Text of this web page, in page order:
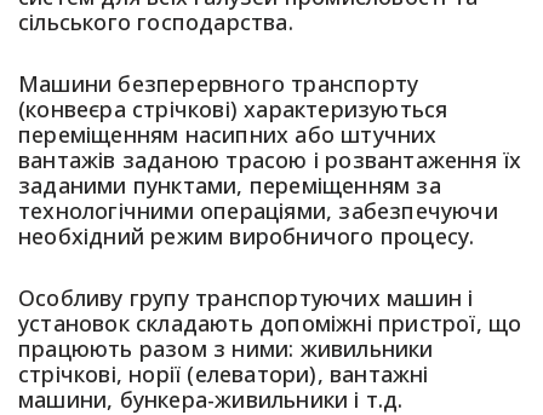
сільського господарства.
Машини безперервного транспорту
(конвеєра стрічкові) характеризуються
переміщенням насипних або штучних
вантажів заданою трасою і розвантаження їх
заданими пунктами, переміщенням за
технологічними операціями, забезпечуючи
необхідний режим виробничого процесу.
Особливу групу транспортуючих машин і
установок складають допоміжні пристрої, що
працюють разом з ними: живильники
стрічкові, норії (елеватори), вантажні
машини, бункера-живильники і т.д.